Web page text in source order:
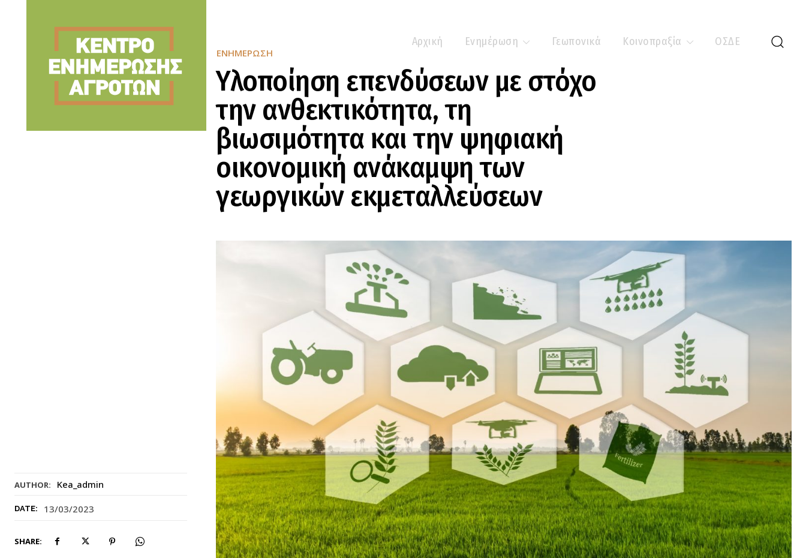
Αρχική Ενημέρωση Γεωπονικά Κοινοπραξία ΟΣΔΕ
AUTHOR: Kea_admin
DATE: 13/03/2023
SHARE:
ΕΝΗΜΈΡΩΣΗ
Υλοποίηση επενδύσεων με στόχο
την ανθεκτικότητα, τη
βιωσιμότητα και την ψηφιακή
οικονομική ανάκαμψη των
γεωργικών εκμεταλλεύσεων